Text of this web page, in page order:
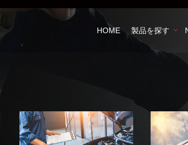
HOME 製品を探す